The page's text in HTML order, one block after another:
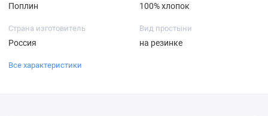
Поплин 100% хлопок
Страна изготовитель
Россия
Вид простыни
на резинке
Все характеристики